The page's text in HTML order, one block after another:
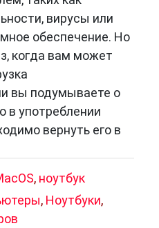
вирусы или
обеспечение. Но
когда вам может
вы подумываете о
в употреблении
вернуть его в
, ноутбук
, Ноутбуки,